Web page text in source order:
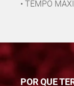
• TEMPO
POR QUE